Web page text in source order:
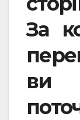
За
ви